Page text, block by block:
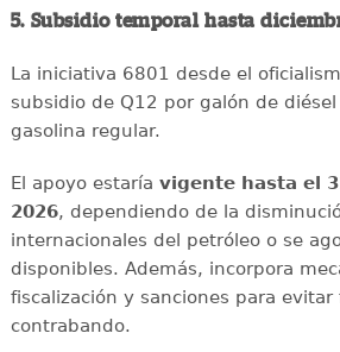
5. Subsidio temporal hasta
La iniciativa 6801 desde el
subsidio de Q12 por galón de
gasolina regular.
El apoyo estaría vigente hasta el
2026, dependiendo de la
internacionales del petróleo o se
disponibles. Además, incorpora
fiscalización y sanciones para evitar
contrabando.